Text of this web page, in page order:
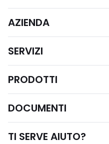
AZIENDA
SERVIZI
PRODOTTI
DOCUMENTI
TI SERVE AIUTO?